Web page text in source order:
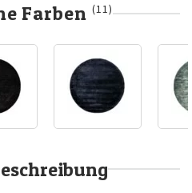
Farben(11)